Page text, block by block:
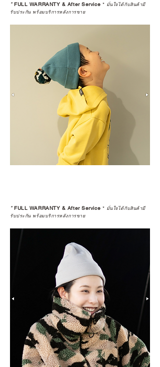
*FULL WARRANTY & After Service * มั่นใจได้กับสินค้ามี
รับประกัน พร้อมบริการหลังการขาย
*FULL WARRANTY & After Service * มั่นใจได้กับสินค้ามี
รับประกัน พร้อมบริการหลังการขาย